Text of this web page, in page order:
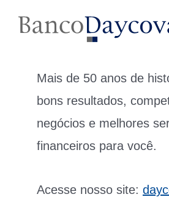
Mais de 50 anos de
bons resultados,
negócios e melhores
financeiros para você.
Acesse nosso site: